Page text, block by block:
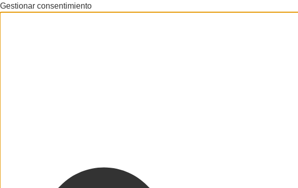
Gestionar consentimiento